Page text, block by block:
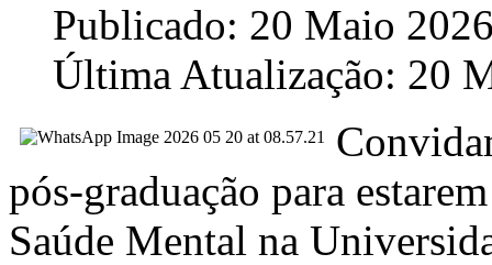
Publicado: 20 Maio
Última Atualização: 20
pós-graduação para
Saúde Mental na